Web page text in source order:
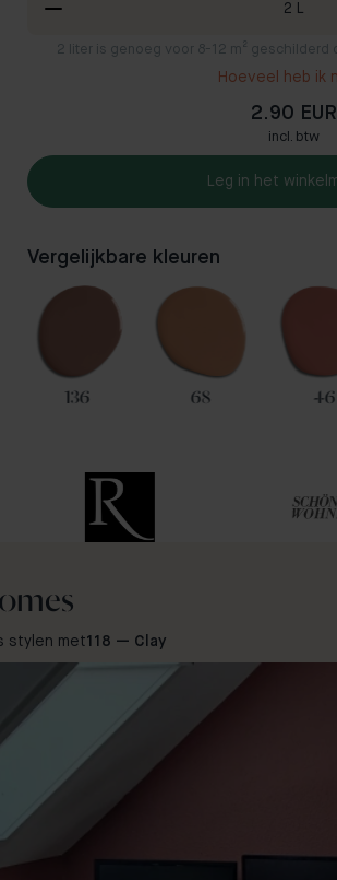
2 L
2 liter is genoeg voor 8-12 m²
Hoeveel heb ik
2.90 EUR
incl. btw
Leg in het
Vergelijkbare kleuren
136 68 46
stylen met118 — Clay